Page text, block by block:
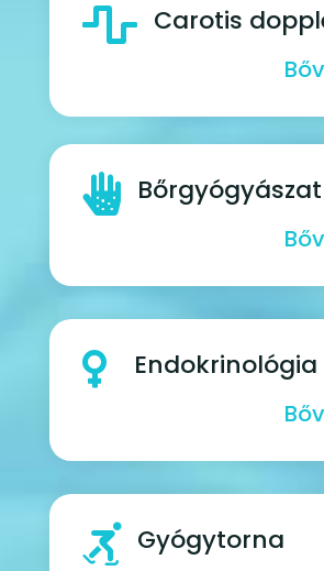
 Carotis
 Bőrgyógyászat
 Endokrinológia
 Gyógytorna